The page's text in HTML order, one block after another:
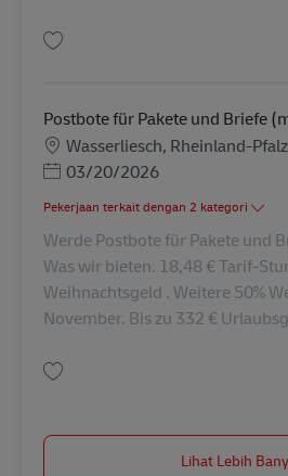
Postbote für Pakete und Briefe
LokasiWasserliesch, Rheinland-
Posted Date
03/20/2026
Pekerjaan terkait dengan 2 kategori
Werde Postbote für Pakete und
Was wir bieten. 18,48 € Tarif-
Weihnachtsgeld . Weitere 50%
November. Bis zu 332 €
Lihat Lebih